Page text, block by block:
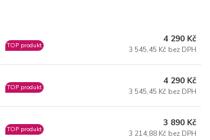
TOP produkt
4 290 Kč
3 545,45 Kč bez DPH
TOP produkt
4 290 Kč
3 545,45 Kč bez DPH
TOP produkt
3 890 Kč
3 214,88 Kč bez DPH